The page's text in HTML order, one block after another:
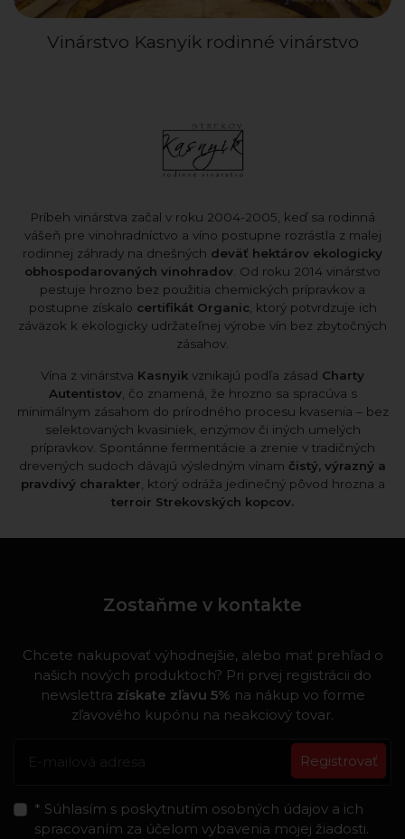
Vinárstvo Kasnyik rodinné vinárstvo
Príbeh vinárstva začal v roku 2004-2005, keď sa rodinná
vášeň pre vinohradníctvo a víno postupne rozrástla z malej
rodinnej záhrady na dnešných deväť hektárov ekologicky
obhospodarovaných vinohradov . Od roku 2014 vinárstvo
pestuje hrozno bez použitia chemických prípravkov a
postupne získalo certifikát Organic, ktorý potvrdzuje ich
záväzok k ekologicky udržateľnej výrobe vín bez zbytočných
zásahov.
Vína z vinárstva Kasnyik vznikajú podľa zásad Charty
Autentistov, čo znamená, že hrozno sa spracúva s
minimálnym zásahom do prírodného procesu kvasenia – bez
selektovaných kvasiniek, enzýmov či iných umelých
prípravkov. Spontánne fermentácie a zrenie v tradičných
drevených sudoch dávajú výsledným vínam čistý, výrazný a
pravdivý charakter , ktorý odráža jedinečný pôvod hrozna a
terroir Strekovských kopcov.
Zostaňme v kontakte
Chcete nakupovať výhodnejšie, alebo mať prehľad o
našich nových produktoch? Pri prvej registrácii do
newslettra získate zľavu 5% na nákup vo forme
zľavového kupónu na neakciový tovar.
Registrovať
* Súhlasím s poskytnutím osobných údajov a ich
spracovaním za účelom vybavenia mojej žiadosti.